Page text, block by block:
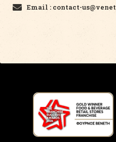
Email : contact-